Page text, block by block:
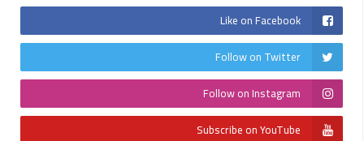
Like on Facebook
Follow on Twitter
Follow on Instagram
Subscribe on YouTube